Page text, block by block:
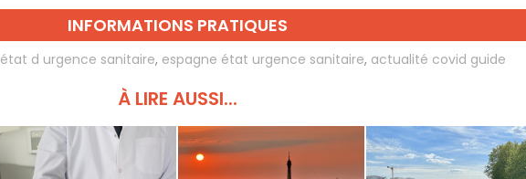
INFORMATIONS PRATIQUES
état d urgence sanitaire, espagne état urgence sanitaire, actualité covid guide
À LIRE AUSSI...